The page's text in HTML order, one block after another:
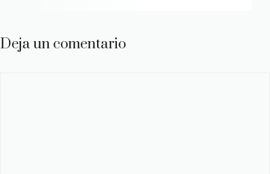
Deja un comentario